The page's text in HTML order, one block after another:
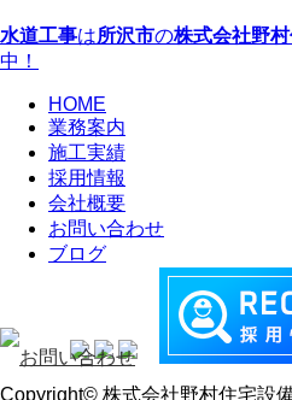
水道工事は所沢市の株式会社野
中！
HOME
業務案内
施工実績
採用情報
会社概要
お問い合わせ
ブログ
Copyright© 株式会社野村住宅設